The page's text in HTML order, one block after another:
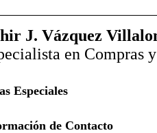
J. Vázquez
en Compras
Especiales
de Contacto